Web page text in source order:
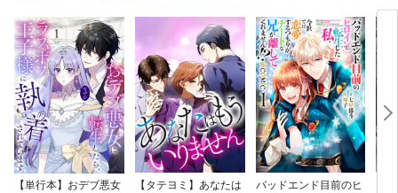
【単行本】おデブ悪女
【タテヨミ】あなたは
バッドエンド目前のヒ